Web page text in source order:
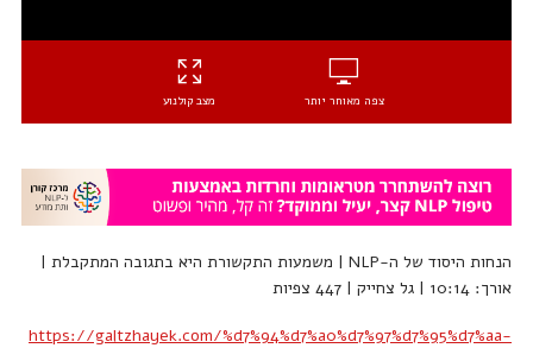
צפה מאוחר יותר מצב קולנוע
הנחות היסוד של ה-NLP | משמעות התקשורת היא בתגובה המתקבלת |
אורך: 10:14 | גל צחייק | 447 צפיות
https://galtzhayek.com/%d7%94%d7%a0%d7%97%d7%95%d7%aa-